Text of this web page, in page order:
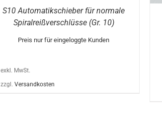
S10 Automatikschieber für normale
Spiralreißverschlüsse (Gr. 10)
Preis nur für eingeloggte Kunden
exkl. MwSt.
zzgl. Versandkosten